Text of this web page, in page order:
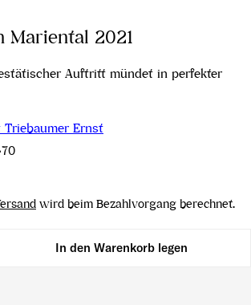
Mariental 2021
Auftritt mündet in perfekter
Ernst
wird beim Bezahlvorgang berechnet.
Mariental 2021
für Blaufränkisch Mariental 2021
In den Warenkorb legen